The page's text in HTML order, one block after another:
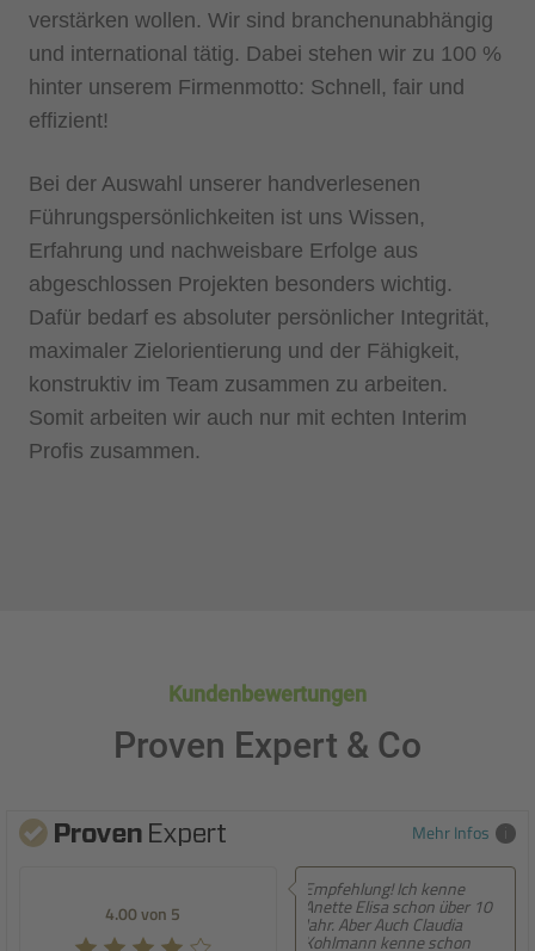
verstärken wollen. Wir sind branchenunabhängig
und international tätig. Dabei stehen wir zu 100 %
hinter unserem Firmenmotto: Schnell, fair und
effizient!
Bei der Auswahl unserer handverlesenen
Führungspersönlichkeiten ist uns Wissen,
Erfahrung und nachweisbare Erfolge aus
abgeschlossen Projekten besonders wichtig.
Dafür bedarf es absoluter persönlicher Integrität,
maximaler Zielorientierung und der Fähigkeit,
konstruktiv im Team zusammen zu arbeiten.
Somit arbeiten wir auch nur mit echten Interim
Profis zusammen.
Kundenbewertungen
Proven Expert & Co
Mehr Infos
5.00 von 5
Empfehlung! Ich kenne
Anette Elisa schon über 10
Jahr. Aber Auch Claudia
Kohlmann kenne schon
Empfehlung! Sehr
persönliche Beratung,
entwickeln sich ständig
weiter